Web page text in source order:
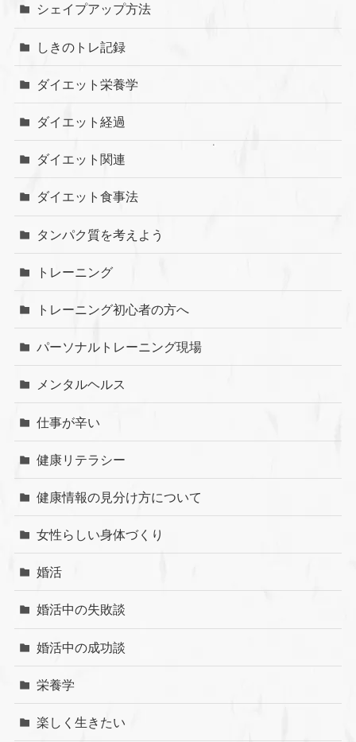
シェイプアップ方法
しきのトレ記録
ダイエット栄養学
ダイエット経過
ダイエット関連
ダイエット食事法
タンパク質を考えよう
トレーニング
トレーニング初心者の方へ
パーソナルトレーニング現場
メンタルヘルス
仕事が辛い
健康リテラシー
健康情報の見分け方について
女性らしい身体づくり
婚活
婚活中の失敗談
婚活中の成功談
栄養学
楽しく生きたい